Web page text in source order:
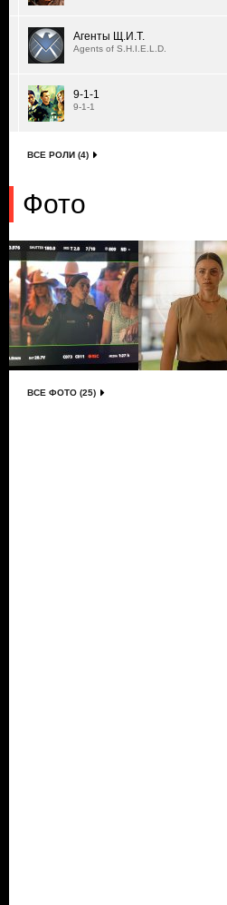
Агенты Щ.И.Т.
Agents of S.H.I.E.L.D.
9-1-1
9-1-1
ВСЕ РОЛИ (4)
Фото
ВСЕ ФОТО (25)